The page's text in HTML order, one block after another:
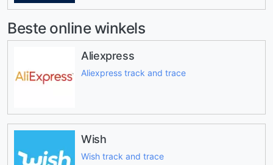
Beste online winkels
Aliexpress
Aliexpress track and trace
Wish
Wish track and trace